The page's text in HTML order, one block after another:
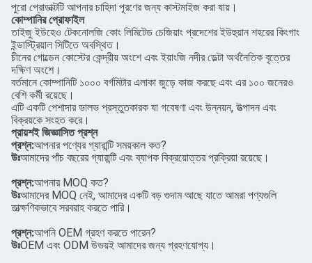
পুরো প্রোডাক্টটি আপনার চাহিদা পূরণের জন্য কাস্টমাইজ করা যায়।
কোম্পানির প্রোফাইল
তাইজু ইউহেও টেকনোলজি কোং লিমিটেড চেজিয়াং প্রদেশের ইউহুয়ান শহরের কিংগাং
ইন্ডাস্ট্রিয়াল সিটিতে অবস্থিত।
চীনের গোল্ডেন কোস্টের কেন্দ্রীয় অংশে এবং ইয়াংজি নদীর ডেল্টা অর্থনৈতিক বৃত্তের
দক্ষিণ অংশে।
বর্তমানে কোম্পানিটি ১০০০ বর্গমিটার এলাকা জুড়ে কাজ করছে এবং এর ১০০ জনেরও
বেশি কর্মী রয়েছে।
এটি একটি পেশাদার ভালভ প্রস্তুতকারক যা গবেষণা এবং উন্নয়ন, উত্পাদন এবং
বিক্রয়কে সংহত করে।
প্রায়শই জিজ্ঞাসিত প্রশ্ন
প্রশ্ন:আপনার পণ্যের গ্যারান্টি সময়কাল কত?
উঃআমাদের পাঁচ বছরের গ্যারান্টি এবং ব্যাপক বিক্রয়োত্তর প্রক্রিয়া রয়েছে।
প্রশ্ন:আপনার MOQ কত?
উঃআমাদের MOQ নেই, আমাদের একটি বড় গুদাম আছে যাতে আমরা পণ্যগুলি
তাত্ক্ষণিকভাবে সরবরাহ করতে পারি।
প্রশ্ন:আপনি OEM গ্রহণ করতে পারেন?
উঃOEM এবং ODM উভয়ই আমাদের জন্য গ্রহণযোগ্য।